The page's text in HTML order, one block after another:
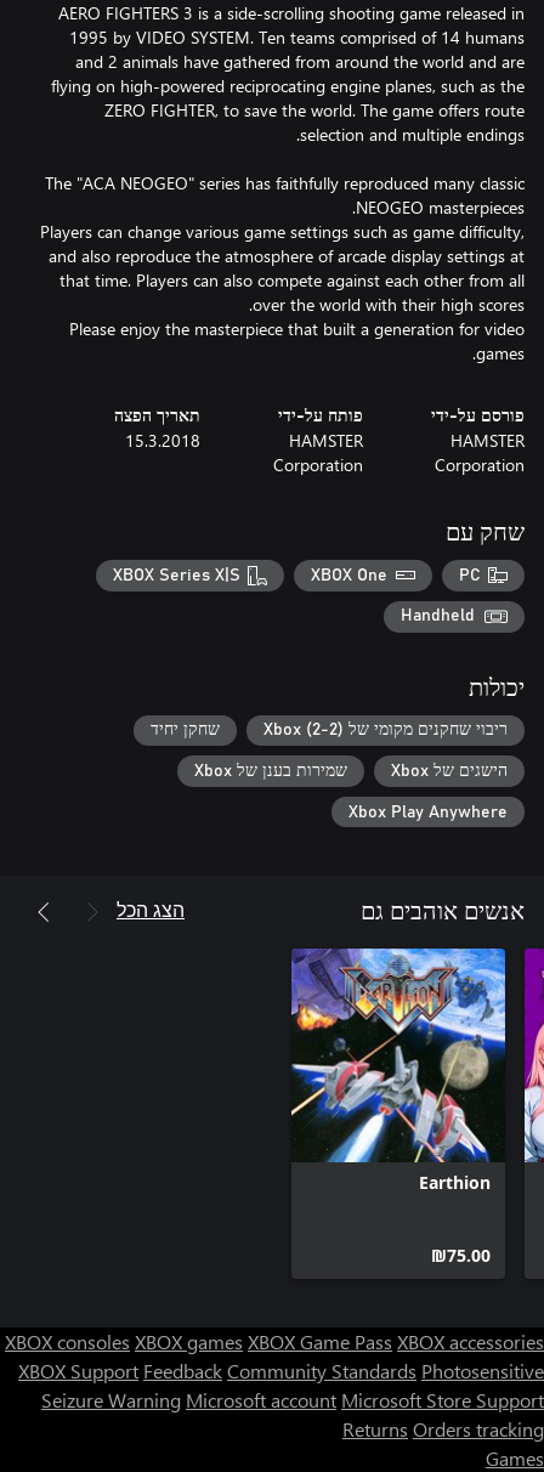
AERO FIGHTERS 3 is a side-scrolling shooting game released in
1995 by VIDEO SYSTEM. Ten teams comprised of 14 humans
and 2 animals have gathered from around the world and are
flying on high-powered reciprocating engine planes, such as the
ZERO FIGHTER, to save the world. The game offers route
The "ACA NEOGEO" series has faithfully reproduced many classic
Players can change various game settings such as game difficulty,
and also reproduce the atmosphere of arcade display settings at
that time. Players can also compete against each other from all
Please enjoy the masterpiece that built a generation for video
games.
פורסם על-ידי
HAMSTER
Corporation
פותח על-ידי
HAMSTER
Corporation
תאריך הפצה
15.3.2018
שחק עם
PC
XBOX One
XBOX Series X|S
Handheld
יכולות
ריבוי שחקנים מקומי של Xbox (2-2) שחקן יחיד
הישגים של Xbox שמירות בענן של Xbox
Xbox Play Anywhere
אנשים אוהבים גם הצג הכל
Earthion
‪₪‎75.00‬
XBOX consoles XBOX games XBOX Game Pass XBOX accessories
XBOX Support FeedbackCommunity Standards Photosensitive
Seizure Warning Microsoft account Microsoft Store Support
Returns Orders tracking
Games